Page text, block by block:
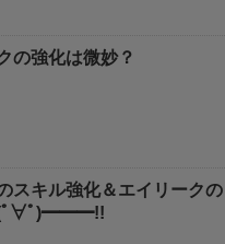
の強化は微妙？
スキル強化＆エイリークの
ﾟ∀ﾟ)━━━!!